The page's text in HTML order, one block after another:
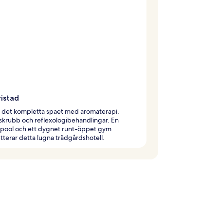
kompletta spaet med aromaterapi,
och reflexologibehandlingar. En
och ett dygnet runt-öppet gym
detta lugna trädgårdshotell.